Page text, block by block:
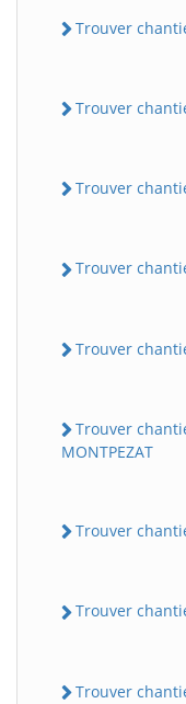
Trouver
Trouver
Trouver
Trouver
Trouver
Trouver
MONTPEZAT
Trouver
Trouver
Trouver